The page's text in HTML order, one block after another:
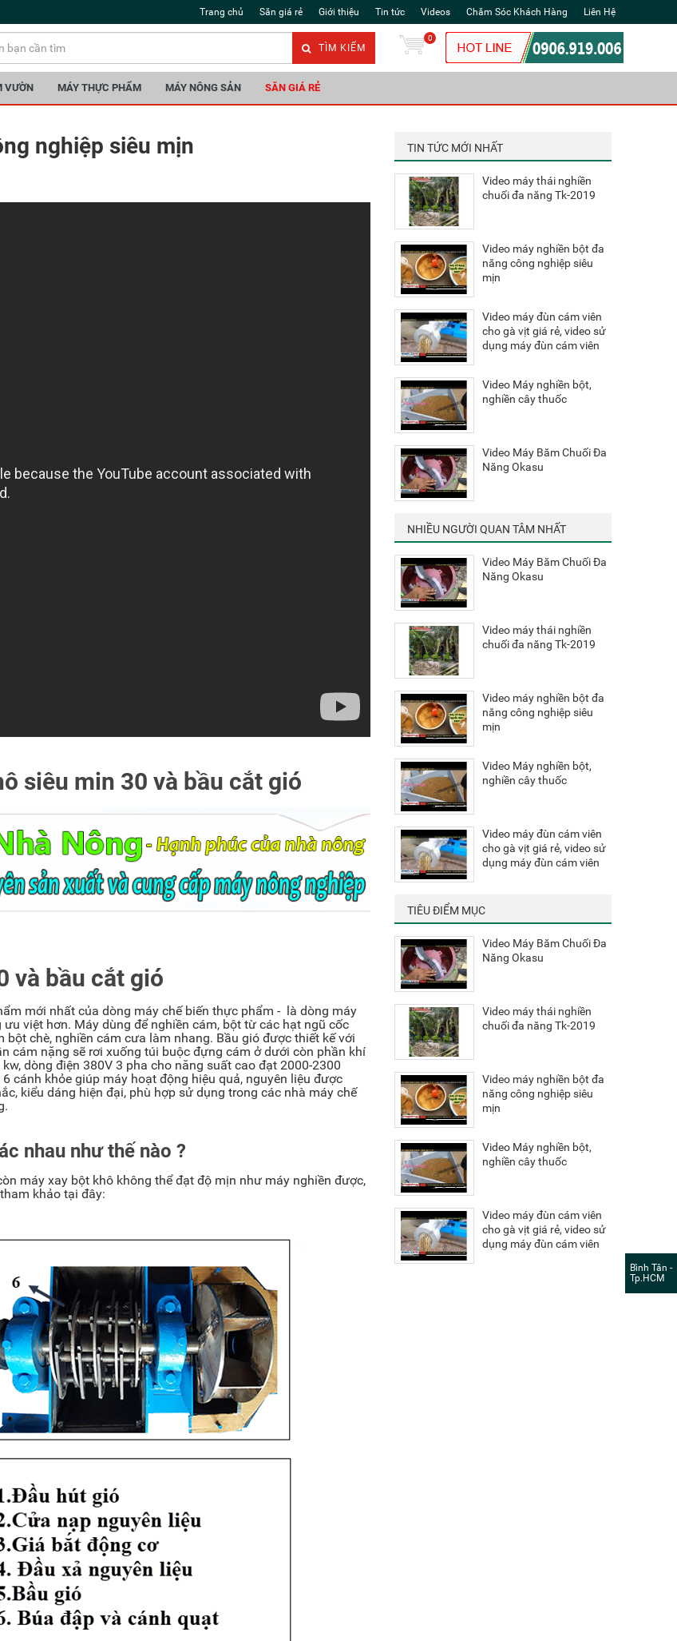
Trang chủ Săn giá rẻ Giới thiệu Tin tức Videos Chăm Sóc Khách Hàng Liên Hệ
TÌM KIẾM
0
VƯỜN MÁY THỰC PHẨM MÁY NÔNG SẢN SĂN GIÁ RẺ
nghiệp siêu mịn
siêu min 30 và bầu cắt gió
và bầu cắt gió
mới nhất của dòng máy chế biến thực phẩm - là dòng máy
việt hơn. Máy dùng để nghiền cám, bột từ các hạt ngũ cốc
chè, nghiền cám cưa làm nhang. Bầu gió được thiết kế với
cám nặng sẽ rơi xuống túi buộc đựng cám ở dưới còn phần khí
dòng điện 380V 3 pha cho năng suất cao đạt 2000-2300
cánh khỏe giúp máy hoạt động hiệu quả, nguyên liệu được
kiểu dáng hiện đại, phù hợp sử dụng trong các nhà máy chế
nhau như thế nào ?
máy xay bột khô không thể đạt độ mịn như máy nghiền được,
khảo tại đây:
TIN TỨC MỚI NHẤT
Video máy thái nghiền
chuối đa năng Tk-2019
Video máy nghiền bột đa
năng công nghiệp siêu
mịn
Video máy đùn cám viên
cho gà vịt giá rẻ, video sử
dụng máy đùn cám viên
Video Máy nghiền bột,
nghiền cây thuốc
Video Máy Băm Chuối Đa
Năng Okasu
NHIỀU NGƯỜI QUAN TÂM NHẤT
Video Máy Băm Chuối Đa
Năng Okasu
Video máy thái nghiền
chuối đa năng Tk-2019
Video máy nghiền bột đa
năng công nghiệp siêu
mịn
Video Máy nghiền bột,
nghiền cây thuốc
Video máy đùn cám viên
cho gà vịt giá rẻ, video sử
dụng máy đùn cám viên
TIÊU ĐIỂM MỤC
Video Máy Băm Chuối Đa
Năng Okasu
Video máy thái nghiền
chuối đa năng Tk-2019
Video máy nghiền bột đa
năng công nghiệp siêu
mịn
Video Máy nghiền bột,
nghiền cây thuốc
Video máy đùn cám viên
cho gà vịt giá rẻ, video sử
dụng máy đùn cám viên
Bình Tân -
Tp.HCM